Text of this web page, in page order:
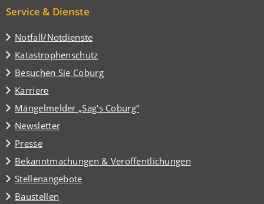
Service & Dienste
Notfall/Notdienste
Katastrophenschutz
Besuchen Sie Coburg
(Öffnet
in
einem
neuen
Tab)
Karriere
Mängelmelder „Sag's Coburg“
(Öffnet
in
einem
neuen
Tab)
Newsletter
Presse
Bekanntmachungen & Veröffentlichungen
Stellenangebote
Baustellen